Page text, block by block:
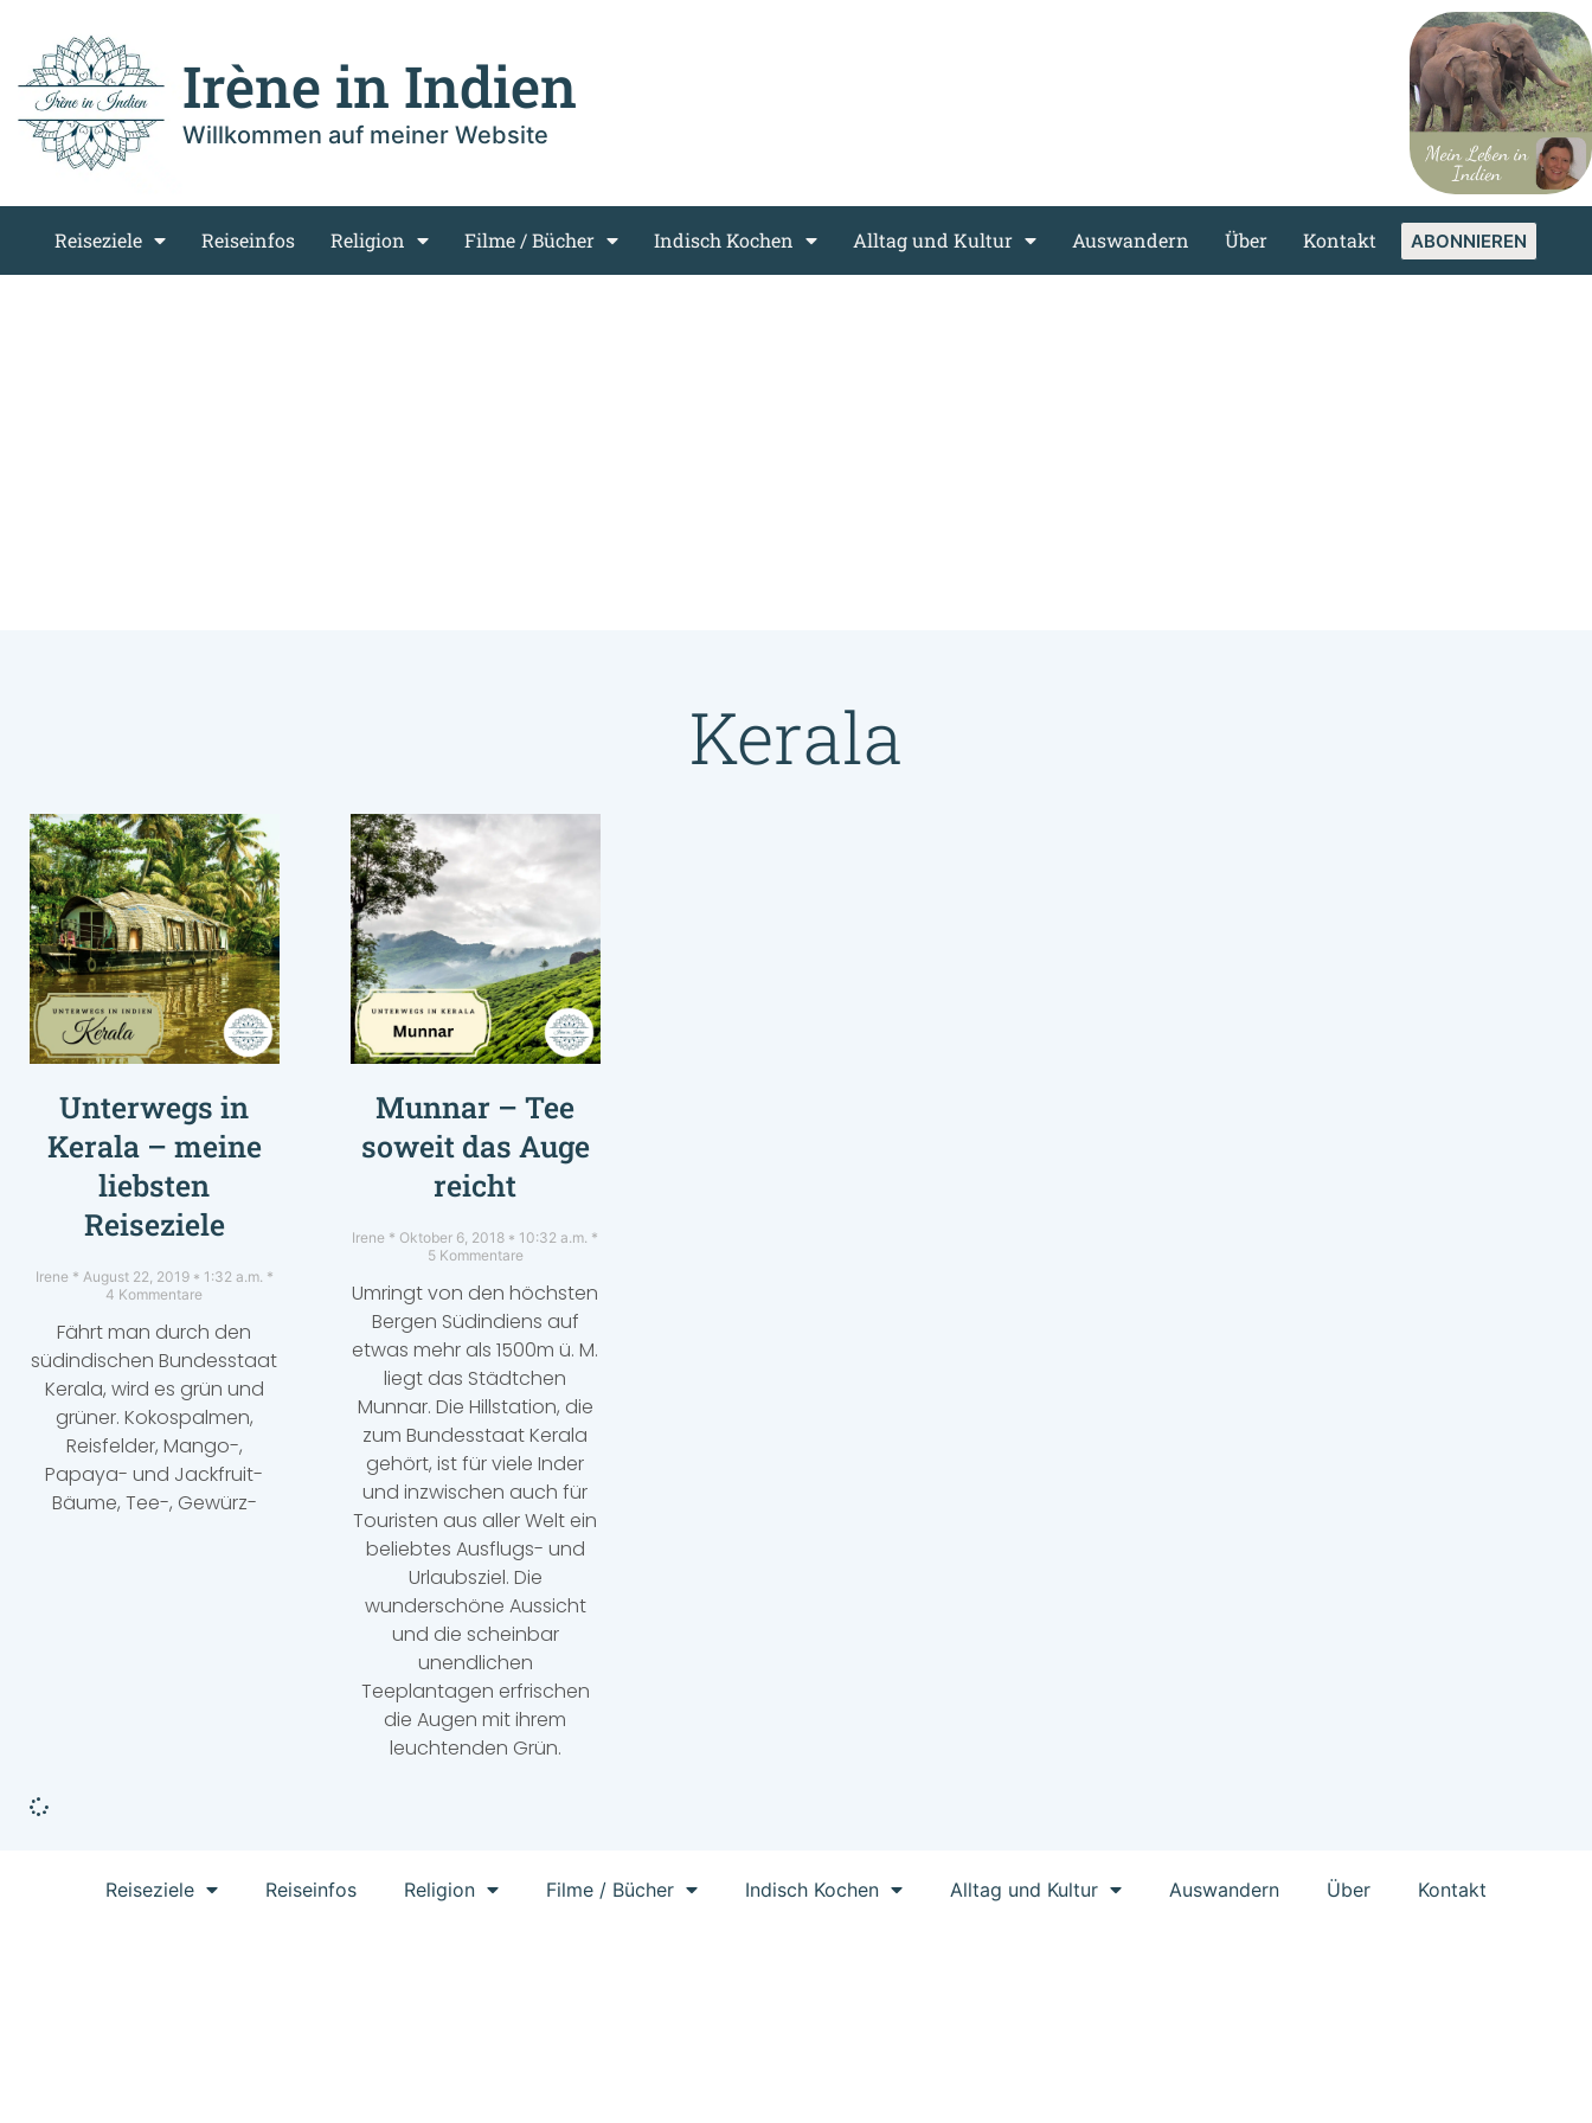
Irène in Indien
Willkommen auf meiner Website
Reiseziele Reiseinfos Religion Filme / Bücher Indisch Kochen Alltag und Kultur Auswandern Über Kontakt ABONNIEREN
Kerala
Unterwegs in
Kerala – meine
liebsten
Reiseziele
Irene August 22, 2019
1:32 a.m.
4 Kommentare
Fährt man durch den
südindischen Bundesstaat
Kerala, wird es grün und
grüner. Kokospalmen,
Reisfelder, Mango-,
Papaya- und Jackfruit-
Bäume, Tee-, Gewürz-
Munnar – Tee
soweit das Auge
reicht
Irene Oktober 6, 2018
10:32 a.m.
5 Kommentare
Umringt von den höchsten
Bergen Südindiens auf
etwas mehr als 1500m ü. M.
liegt das Städtchen
Munnar. Die Hillstation, die
zum Bundesstaat Kerala
gehört, ist für viele Inder
und inzwischen auch für
Touristen aus aller Welt ein
beliebtes Ausflugs- und
Urlaubsziel. Die
wunderschöne Aussicht
und die scheinbar
unendlichen
Teeplantagen erfrischen
die Augen mit ihrem
leuchtenden Grün.
Reiseziele Reiseinfos Religion Filme / Bücher Indisch Kochen Alltag und Kultur Auswandern Über Kontakt